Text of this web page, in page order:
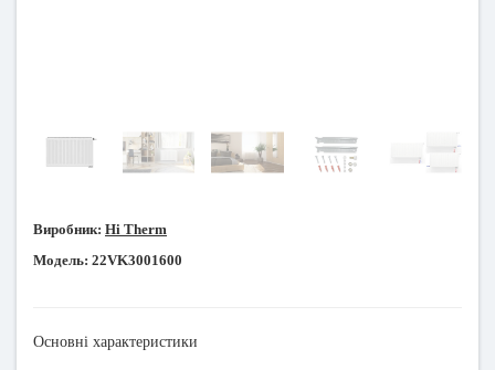
Виробник: Hi Therm
Модель: 22VK3001600
Основні характеристики